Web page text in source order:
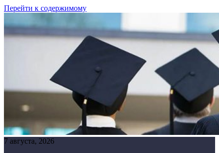
Перейти к содержимому
7 августа, 2026